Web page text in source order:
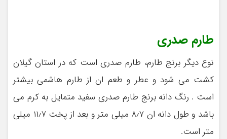
طارم صدری
نوع دیگر برنج طارم، طارم صدری است که در استان گیلان
کشت می شود و عطر و طعم ان از طارم هاشمی بیشتر
است . رنگ دانه برنج طارم صدری سفید متمایل به کرم می
باشد و طول دانه ان ۸٫۷ میلی متر و بعد از پخت ۱۱٫۷ میلی
متر است.